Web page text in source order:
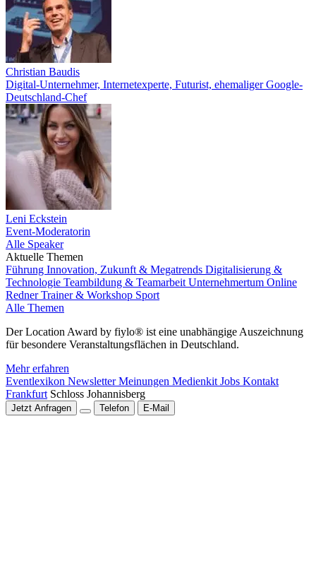
Christian Baudis
Digital-Unternehmer, Internetexperte, Futurist, ehemaliger Google-
Deutschland-Chef
Leni Eckstein
Event-Moderatorin
Alle Speaker
Aktuelle Themen
Führung Innovation, Zukunft & Megatrends Digitalisierung &
Technologie Teambildung & Teamarbeit Unternehmertum Online
RednerTrainer & Workshop Sport
Alle Themen
Der Location Award by fiylo® ist eine unabhängige Auszeichnung
für besondere Veranstaltungsflächen in Deutschland.
Mehr erfahren
Eventlexikon NewsletterMeinungen Medienkit Jobs Kontakt
Frankfurt Schloss Johannisberg
Jetzt Anfragen Telefon E-Mail